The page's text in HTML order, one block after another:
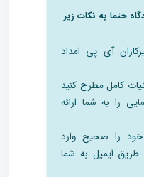
حتما به نکات زیر
آی پی امداد
کامل مطرح کنید
را به شما ارائه
را صحیح وارد
طریق ایمیل به شما